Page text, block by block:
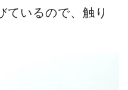
ているので、触り